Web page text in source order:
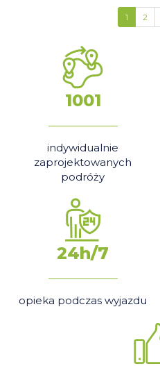
1 2
1001
indywidualnie
zaprojektowanych
podróży
24h/7
opieka podczas wyjazdu